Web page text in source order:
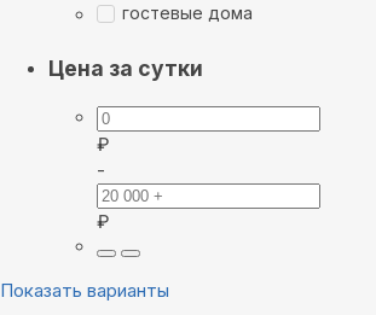
гостевые дома
Цена за сутки
₽
-
₽
Показать варианты